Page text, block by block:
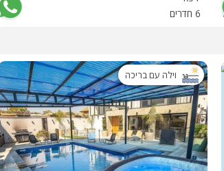
6 חדרים
וילה עם בריכה